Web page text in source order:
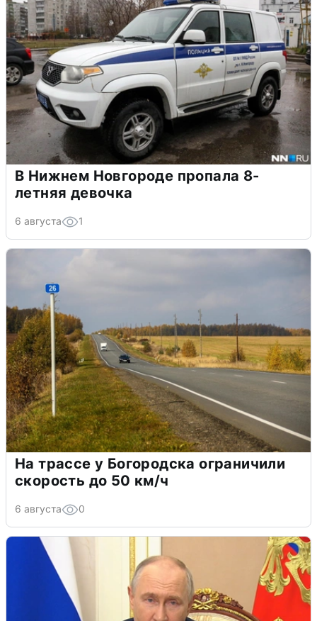
В Нижнем Новгороде пропала 8-
летняя девочка
6 августа 1
На трассе у Богородска ограничили
скорость до 50 км/ч
6 августа 0